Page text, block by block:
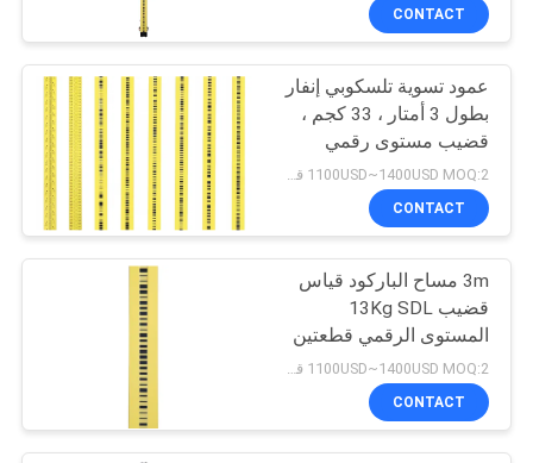
خريطة
الموقع
PRIVACY
POLICY
إجمالي منشور
المحطة
المنشور القطب بيبود
11
CONTACT
عمود تسوية تلسكوبي إنفار
بطول 3 أمتار ، 33 كجم ،
قضيب مستوى رقمي
DL502
1100USD~1400USD MOQ:2 قطع
CONTACT
3m مساح الباركود قياس
قضيب 13Kg SDL
المستوى الرقمي قطعتين
حالة الألومنيوم
CONTACT